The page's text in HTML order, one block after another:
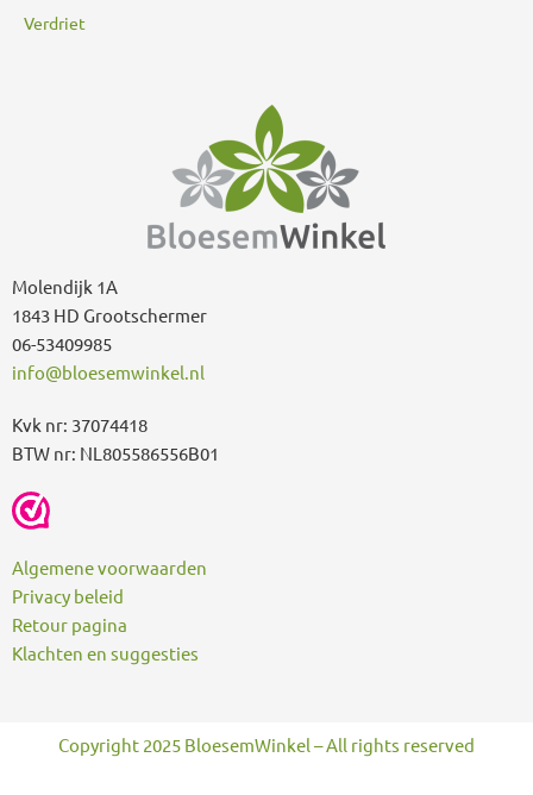
Verdriet
Molendijk 1A
1843 HD Grootschermer
06-53409985
info@bloesemwinkel.nl
Kvk nr: 37074418
BTW nr: NL805586556B01
Algemene voorwaarden
Privacy beleid
Retour pagina
Klachten en suggesties
Copyright 2025 BloesemWinkel – All rights reserved